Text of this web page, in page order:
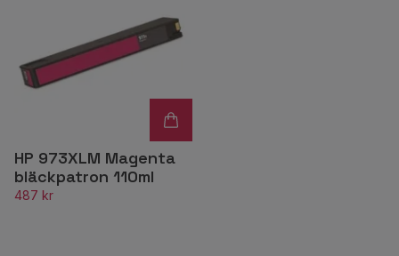
HP 973XLM Magenta
bläckpatron 110ml
487 kr